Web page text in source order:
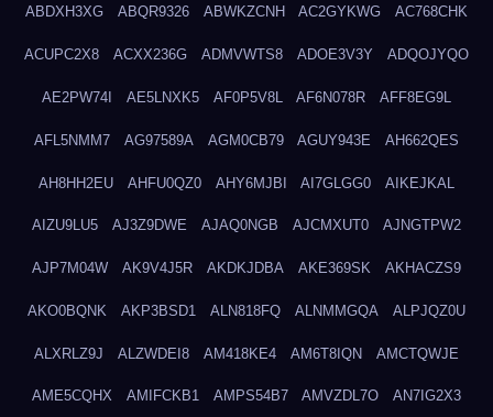
ABDXH3XG ABQR9326 ABWKZCNH AC2GYKWG AC768CHK
ACUPC2X8 ACXX236G ADMVWTS8 ADOE3V3Y ADQOJYQO
AE2PW74I AE5LNXK5 AF0P5V8L AF6N078R AFF8EG9L
AFL5NMM7 AG97589A AGM0CB79 AGUY943E AH662QES
AH8HH2EU AHFU0QZ0 AHY6MJBI AI7GLGG0 AIKEJKAL
AIZU9LU5 AJ3Z9DWE AJAQ0NGB AJCMXUT0 AJNGTPW2
AJP7M04W AK9V4J5R AKDKJDBA AKE369SK AKHACZS9
AKO0BQNK AKP3BSD1 ALN818FQ ALNMMGQA ALPJQZ0U
ALXRLZ9J ALZWDEI8 AM418KE4 AM6T8IQN AMCTQWJE
AME5CQHX AMIFCKB1 AMPS54B7 AMVZDL7O AN7IG2X3